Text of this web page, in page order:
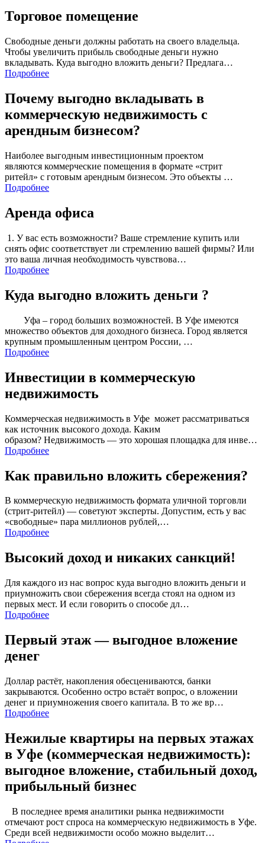
Торговое помещение
Свободные деньги должны работать на своего владельца.
Чтобы увеличить прибыль свободные деньги нужно
вкладывать. Куда выгодно вложить деньги? Предлага…
Подробнее
Почему выгодно вкладывать в
коммерческую недвижимость с
арендным бизнесом?
Наиболее выгодным инвестиционным проектом
являются коммерческие помещения в формате «стрит
ритейл» с готовым арендным бизнесом. Это объекты …
Подробнее
Аренда офиса
1. У вас есть возможности? Ваше стремление купить или
снять офис соответствует ли стремлению вашей фирмы? Или
это ваша личная необходимость чувствова…
Подробнее
Куда выгодно вложить деньги ?
Уфа – город больших возможностей. В Уфе имеются
множество объектов для доходного бизнеса. Город является
крупным промышленным центром России, …
Подробнее
Инвестиции в коммерческую
недвижимость
Коммерческая недвижимость в Уфе может рассматриваться
как источник высокого дохода. Каким
образом? Недвижимость — это хорошая площадка для инве…
Подробнее
Как правильно вложить сбережения?
В коммерческую недвижимость формата уличной торговли
(стрит-ритейл) — советуют эксперты. Допустим, есть у вас
«свободные» пара миллионов рублей,…
Подробнее
Высокий доход и никаких санкций!
Для каждого из нас вопрос куда выгодно вложить деньги и
приумножить свои сбережения всегда стоял на одном из
первых мест. И если говорить о способе дл…
Подробнее
Первый этаж — выгодное вложение
денег
Доллар растёт, накопления обесцениваются, банки
закрываются. Особенно остро встаёт вопрос, о вложении
денег и приумножения своего капитала. В то же вр…
Подробнее
Нежилые квартиры на первых этажах
в Уфе (коммерческая недвижимость):
выгодное вложение, стабильный доход,
прибыльный бизнес
В последнее время аналитики рынка недвижимости
отмечают рост спроса на коммерческую недвижимость в Уфе.
Среди всей недвижимости особо можно выделит…